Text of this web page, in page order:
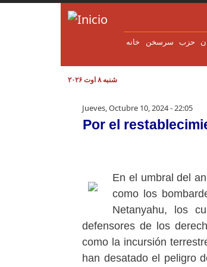
Pasar al contenido principal
خانه سرسخن حزب
شنبه ۸ اوت ۲۰۲۶
Por el
Jueves, Octubre 10, 2024 - 22:05
Por el
En el umbral del
como los
Netanyahu, los
defensores de los
como la incursión
han desatado el peligro